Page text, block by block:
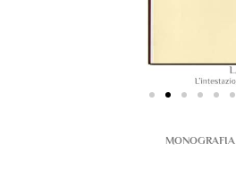
MONOGRAFIA